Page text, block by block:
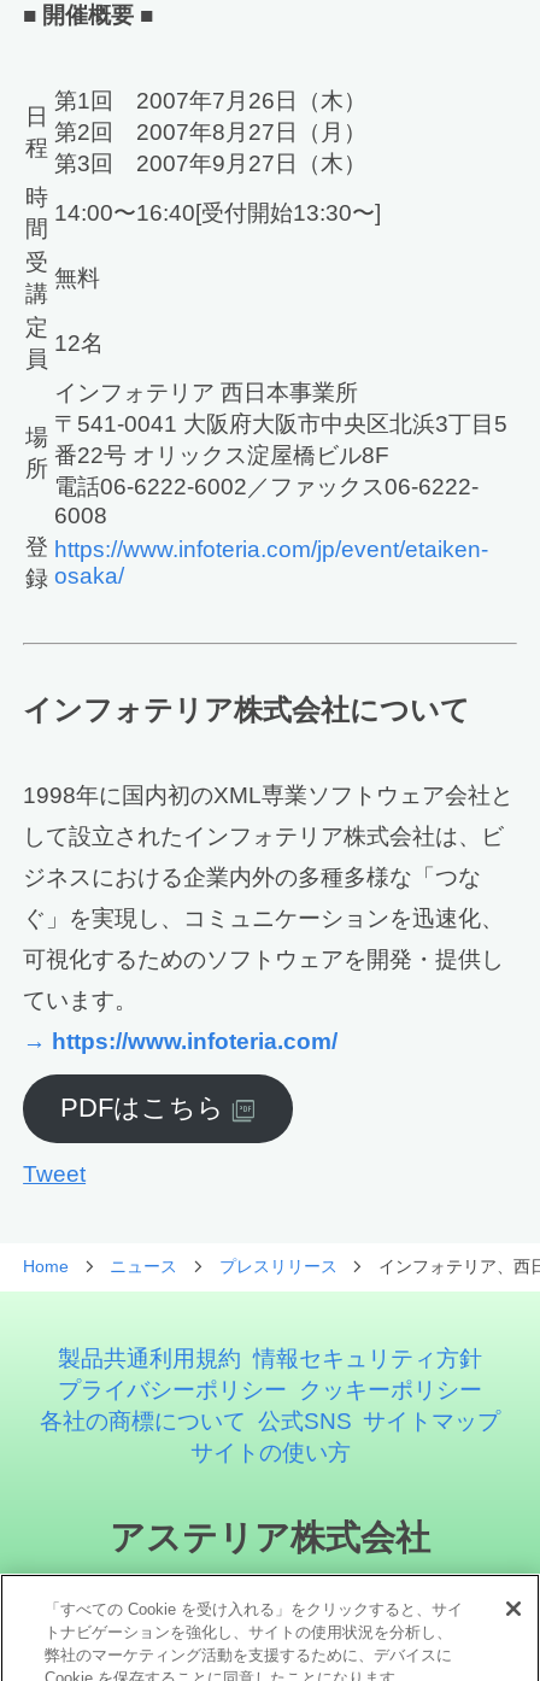
■ 開催概要 ■
日
程
第1回 2007年7月26日（木）
第2回 2007年8月27日（月）
第3回 2007年9月27日（木）
時
間
14:00〜16:40[受付開始13:30〜]
受
講
無料
定
員
12名
場
所
インフォテリア 西日本事業所
〒541-0041 大阪府大阪市中央区北浜3丁目5
番22号 オリックス淀屋橋ビル8F
電話06-6222-6002／ファックス06-6222-
6008
登
録
https://www.infoteria.com/jp/event/etaiken-
osaka/
インフォテリア株式会社について
1998年に国内初のXML専業ソフトウェア会社と
して設立されたインフォテリア株式会社は、ビ
ジネスにおける企業内外の多種多様な「つな
ぐ」を実現し、コミュニケーションを迅速化、
可視化するためのソフトウェアを開発・提供し
ています。
→ https://www.infoteria.com/
PDFはこちら
Tweet
Home ニュース プレスリリース インフォテリア、西
製品共通利用規約 情報セキュリティ方針
プライバシーポリシー
クッキーポリシー
各社の商標について 公式SNS サイトマップ
サイトの使い方
アステリア株式会社
「すべての Cookie を受け入れる」をクリックすると、サイ
トナビゲーションを強化し、サイトの使用状況を分析し、
弊社のマーケティング活動を支援するために、デバイスに